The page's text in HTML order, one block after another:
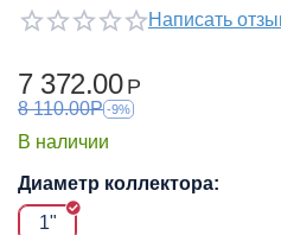
Написать
7 372.00 Р
8 110.00Р -9%
В наличии
Диаметр коллектора:
1"